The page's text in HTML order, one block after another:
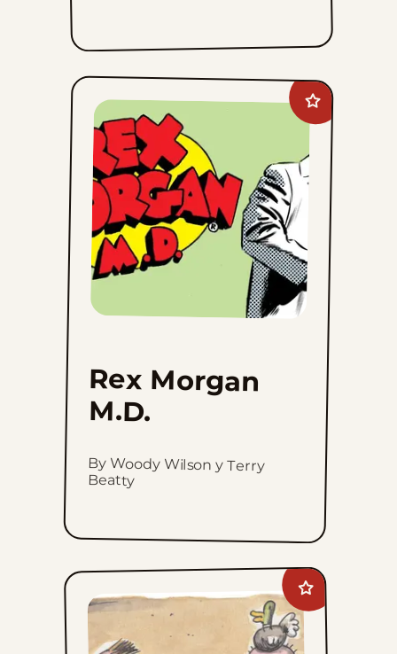
Add
Rex
Morgan
M.D.
favorites
Rex Morgan
M.D.
By Woody Wilson y Terry
Beatty
Add
Macanudo
favorites